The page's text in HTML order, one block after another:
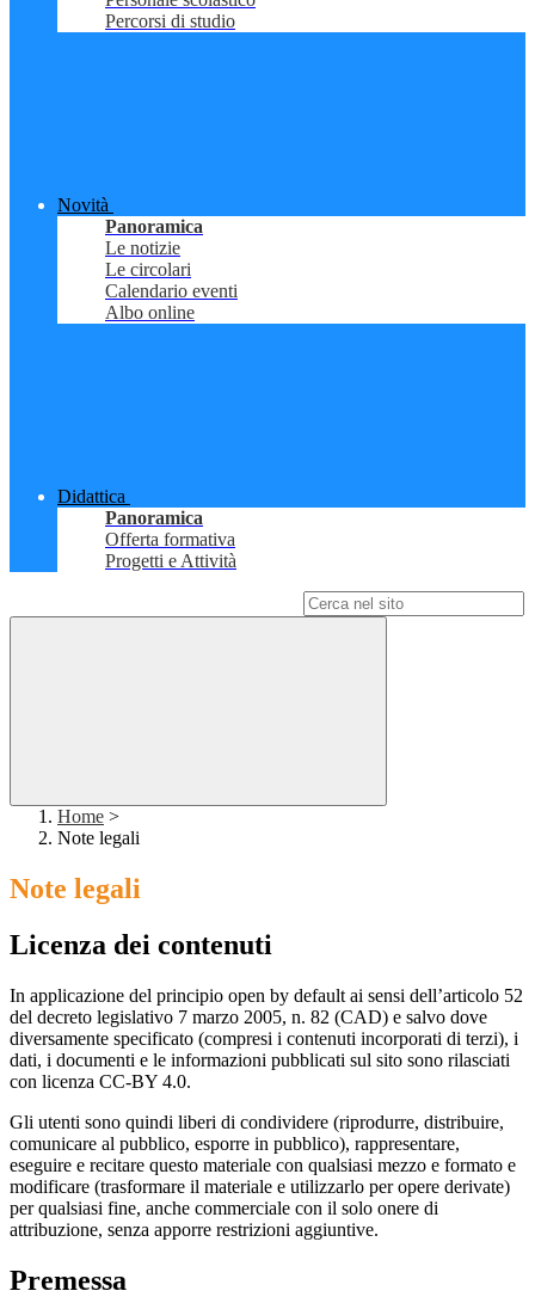
Percorsi di studio
Novità
Panoramica
Le notizie
Le circolari
Calendario eventi
Albo online
Didattica
Panoramica
Offerta formativa
Progetti e Attività
Home >
Note legali
Note legali
Licenza dei contenuti
In applicazione del principio open by default ai sensi dell’articolo 52
del decreto legislativo 7 marzo 2005, n. 82 (CAD) e salvo dove
diversamente specificato (compresi i contenuti incorporati di terzi), i
dati, i documenti e le informazioni pubblicati sul sito sono rilasciati
con licenza CC-BY 4.0.
Gli utenti sono quindi liberi di condividere (riprodurre, distribuire,
comunicare al pubblico, esporre in pubblico), rappresentare,
eseguire e recitare questo materiale con qualsiasi mezzo e formato e
modificare (trasformare il materiale e utilizzarlo per opere derivate)
per qualsiasi fine, anche commerciale con il solo onere di
attribuzione, senza apporre restrizioni aggiuntive.
Premessa